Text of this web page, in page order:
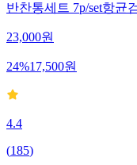
반찬통세트 7p/set항균
23,000원
24%17,500원
4.4
(185)